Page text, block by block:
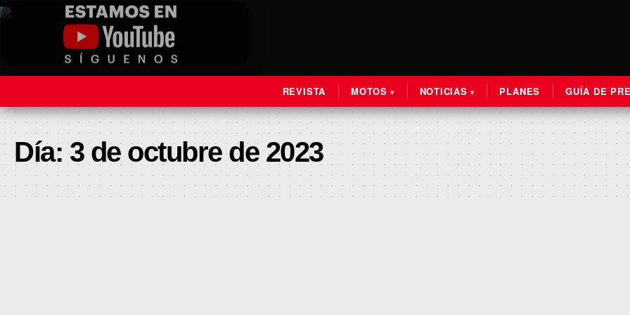
REVISTA MOTOS NOTICIAS PLANES GUÍA DE
Día:3 de octubre de 2023